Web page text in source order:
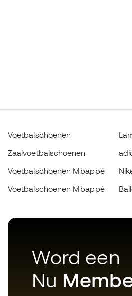
Voetbalschoenen
Zaalvoetbalschoenen
Voetbalschoenen Mbappé
Voetbalschoenen Mbappé
Word een
Nu